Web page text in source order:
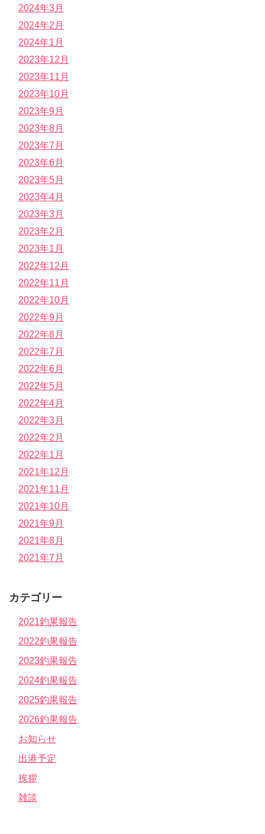
2024年3月
2024年2月
2024年1月
2023年12月
2023年11月
2023年10月
2023年9月
2023年8月
2023年7月
2023年6月
2023年5月
2023年4月
2023年3月
2023年2月
2023年1月
2022年12月
2022年11月
2022年10月
2022年9月
2022年8月
2022年7月
2022年6月
2022年5月
2022年4月
2022年3月
2022年2月
2022年1月
2021年12月
2021年11月
2021年10月
2021年9月
2021年8月
2021年7月
カテゴリー
2021釣果報告
2022釣果報告
2023釣果報告
2024釣果報告
2025釣果報告
2026釣果報告
お知らせ
出港予定
挨拶
雑談